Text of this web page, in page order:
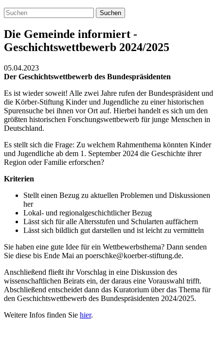
Suchen
Die Gemeinde informiert -
Geschichtswettbewerb 2024/2025
05.04.2023
Der Geschichtswettbewerb des Bundespräsidenten
Es ist wieder soweit! Alle zwei Jahre rufen der Bundespräsident und
die Körber-Stiftung Kinder und Jugendliche zu einer historischen
Spurensuche bei ihnen vor Ort auf. Hierbei handelt es sich um den
größten historischen Forschungswettbewerb für junge Menschen in
Deutschland.
Es stellt sich die Frage: Zu welchem Rahmenthema könnten Kinder
und Jugendliche ab dem 1. September 2024 die Geschichte ihrer
Region oder Familie erforschen?
Kriterien
Stellt einen Bezug zu aktuellen Problemen und Diskussionen
her
Lokal- und regionalgeschichtlicher Bezug
Lässt sich für alle Altersstufen und Schularten auffächern
Lässt sich bildlich gut darstellen und ist leicht zu vermitteln
Sie haben eine gute Idee für ein Wettbewerbsthema? Dann senden
Sie diese bis Ende Mai an poerschke@koerber-stiftung.de.
Anschließend fließt ihr Vorschlag in eine Diskussion des
wissenschaftlichen Beirats ein, der daraus eine Vorauswahl trifft.
Abschließend entscheidet dann das Kuratorium über das Thema für
den Geschichtswettbewerb des Bundespräsidenten 2024/2025.
Weitere Infos finden Sie hier.